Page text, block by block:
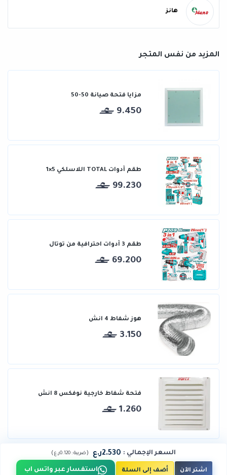
هانز
المزيد من نفس المتجر
مزايا فتحة صيانة 50-50
9.450
طقم أدوات TOTAL اللاسلكي 5×1
99.230
طقم 3 أدوات احترافية من توتال
69.200
هوز شفاط 4 انش
3.150
فتحة شفاط خارجية نوفكس 8 انش
1.260
السعر الإجمالي : 2.530ر.ع (ضريبة : 0.120ر.ع )
اشتر الآن أضف إلى السلة استفسار عبر واتس اب